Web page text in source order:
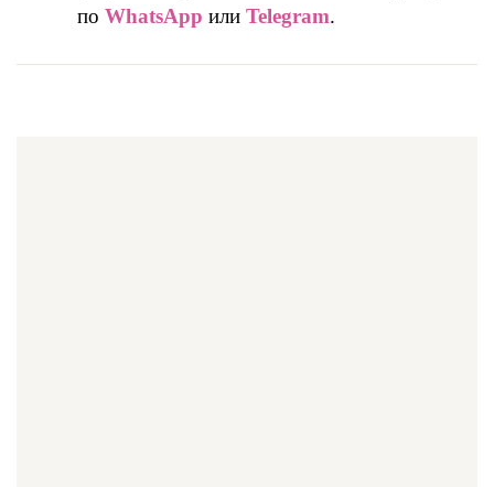
по WhatsApp или Telegram.